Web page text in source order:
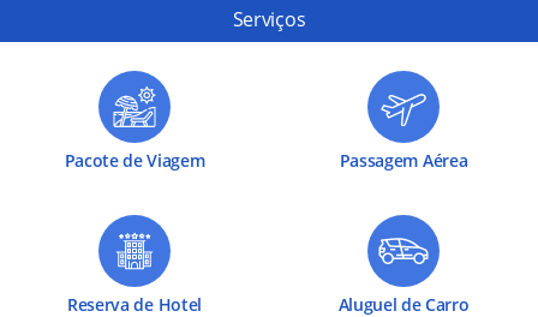
Serviços
Pacote de Viagem Passagem Aérea
Reserva de Hotel Aluguel de Carro